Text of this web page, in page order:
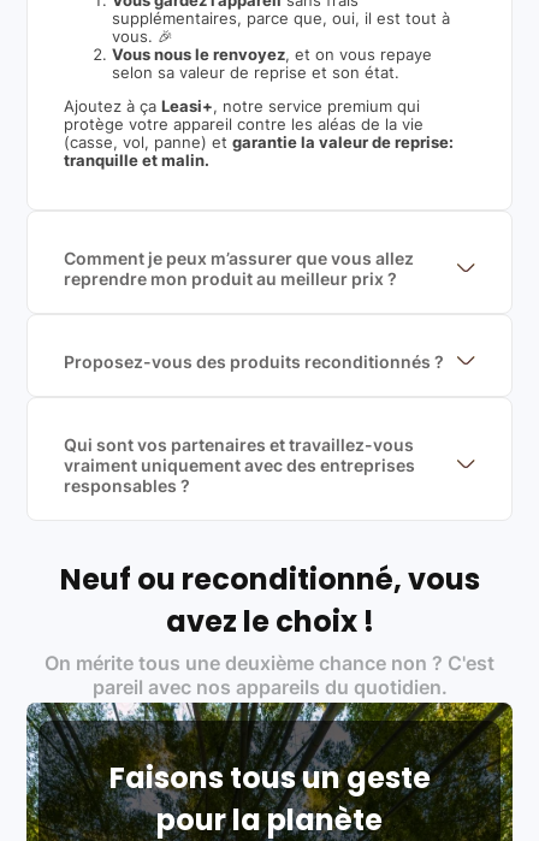
supplémentaires, parce que, oui, il est tout à
vous. 🎉
Vous nous le renvoyez, et on vous repaye
selon sa valeur de reprise et son état.
Ajoutez à ça Leasi+, notre service premium qui
protège votre appareil contre les aléas de la vie
(casse, vol, panne) etgarantie la valeur de reprise:
tranquille et malin.
Comment je peux m’assurer que vous allez
reprendre mon produit au meilleur prix ?
garantir le meilleur prix de rachat. De plus, nous
sommes rémunéré à la commission sur la valeur de
Proposez-vous des produits reconditionnés ?
produits officiels de grandes marques et du
reconditionné de haute qualité
Qui sont vos partenaires et travaillez-vous
vraiment uniquement avec des entreprises
responsables ?
Labels environnementaux & qualité de nos partenaires
traitement des déchets électroniques (DEEE)
Produits testés et vérifiés selon des standards
rigoureux (80 à 100 points de contrôle en
fonction des produits)
Respect des normes RAEE, RoHS, et du
référentiel QualiRepar (bonus réparation)
Neuf ou reconditionné, vous
avez le choix !
On mérite tous une deuxième chance non ? C'est
pareil avec nos appareils du quotidien.
Faisons tous un geste
pour la planète